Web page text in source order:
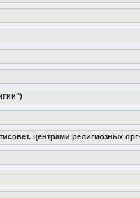
центрами религиозных